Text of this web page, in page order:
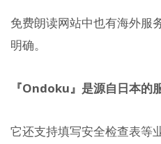
免费朗读网站中也有海外服
明确。
『Ondoku』是源自日本的
它还支持填写安全检查表等